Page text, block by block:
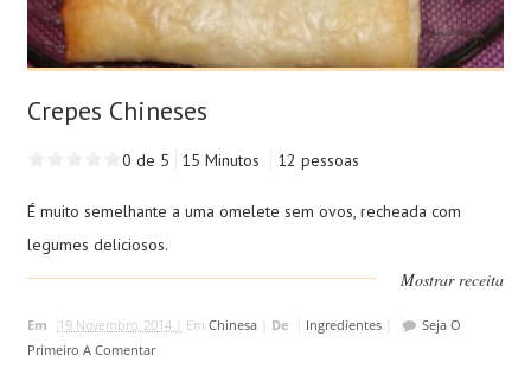
Crepes Chineses
0 de 5 15 Minutos 12 pessoas
É muito semelhante a uma omelete sem ovos, recheada com
legumes deliciosos.
Mostrar receita
Em 19 Novembro, 2014 | Em Chinesa| De Ingredientes|
Seja O
Primeiro A Comentar